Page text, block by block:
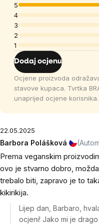
5
4
3
2
1
Dodaj ocjenu
Ocjene proizvoda
stavove kupaca. Tvrtka
unaprijed ocjene korisnika.
22.05.2025
Barbora Polášková
Prema veganskim
ovo je stvarno dobro,
trebalo biti, zapravo je to
kikirikija.
Lijep dan, Barbaro,
ocjeni! Jako mi je